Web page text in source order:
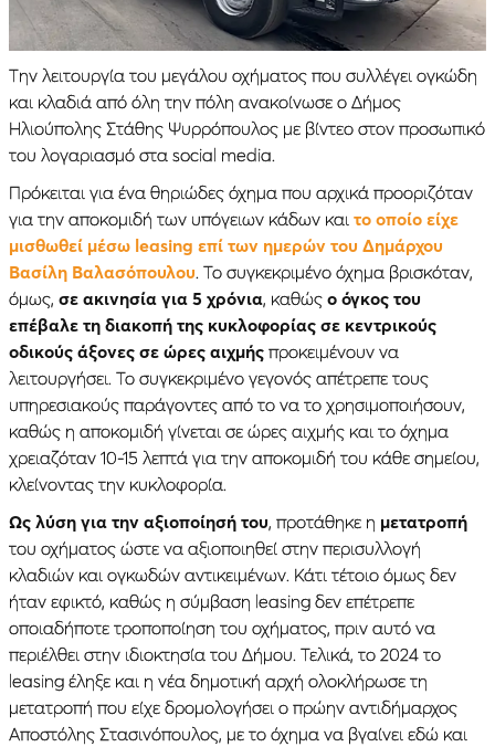
Την λειτουργία του μεγάλου οχήματος που συλλέγει ογκώδη
και κλαδιά από όλη την πόλη ανακοίνωσε ο Δήμος
Ηλιούπολης Στάθης Ψυρρόπουλος με βίντεο στον προσωπικό
του λογαριασμό στα social media.
Πρόκειται για ένα θηριώδες όχημα που αρχικά προοριζόταν
για την αποκομιδή των υπόγειων κάδων και το οποίο είχε
μισθωθεί μέσω leasing επί των ημερών του Δημάρχου
Βασίλη Βαλασόπουλου. Το συγκεκριμένο όχημα βρισκόταν,
όμως, σε ακινησία για 5 χρόνια, καθώς ο όγκος του
επέβαλε τη διακοπή της κυκλοφορίας σε κεντρικούς
οδικούς άξονες σε ώρες αιχμής προκειμένουν να
λειτουργήσει. Το συγκεκριμένο γεγονός απέτρεπε τους
υπηρεσιακούς παράγοντες από το να το χρησιμοποιήσουν,
καθώς η αποκομιδή γίνεται σε ώρες αιχμής και το όχημα
χρειαζόταν 10-15 λεπτά για την αποκομιδή του κάθε σημείου,
κλείνοντας την κυκλοφορία.
Ως λύση για την αξιοποίησή του, προτάθηκε η μετατροπή
του οχήματος ώστε να αξιοποιηθεί στην περισυλλογή
κλαδιών και ογκωδών αντικειμένων. Κάτι τέτοιο όμως δεν
ήταν εφικτό, καθώς η σύμβαση leasing δεν επέτρεπε
οποιαδήποτε τροποποίηση του οχήματος, πριν αυτό να
περιέλθει στην ιδιοκτησία του Δήμου. Τελικά, το 2024 το
leasing έληξε και η νέα δημοτική αρχή ολοκλήρωσε τη
μετατροπή που είχε δρομολογήσει ο πρώην αντιδήμαρχος
Αποστόλης Στασινόπουλος, με το όχημα να βγαίνει εδώ και